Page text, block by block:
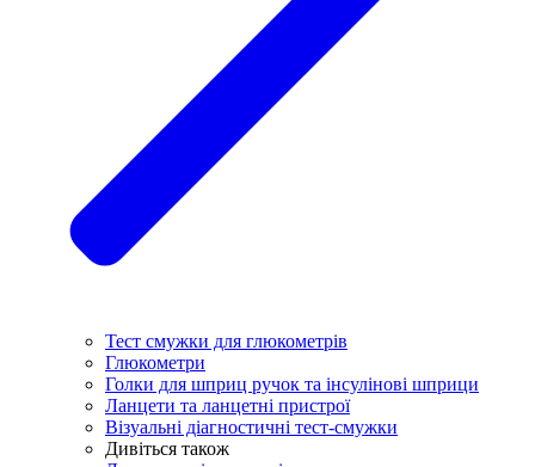
Тест смужки для глюкометрів
Глюкометри
Голки для шприц ручок та інсулінові шприци
Ланцети та ланцетні пристрої
Візуальні діагностичні тест-смужки
Дивіться також